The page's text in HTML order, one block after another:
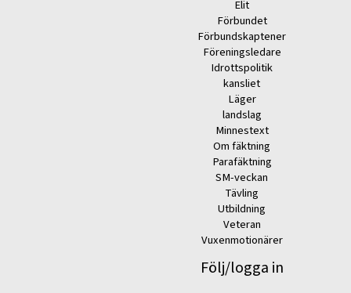
Elit
Förbundet
Förbundskaptener
Föreningsledare
Idrottspolitik
kansliet
Läger
landslag
Minnestext
Om fäktning
Parafäktning
SM-veckan
Tävling
Utbildning
Veteran
Vuxenmotionärer
Följ/logga in